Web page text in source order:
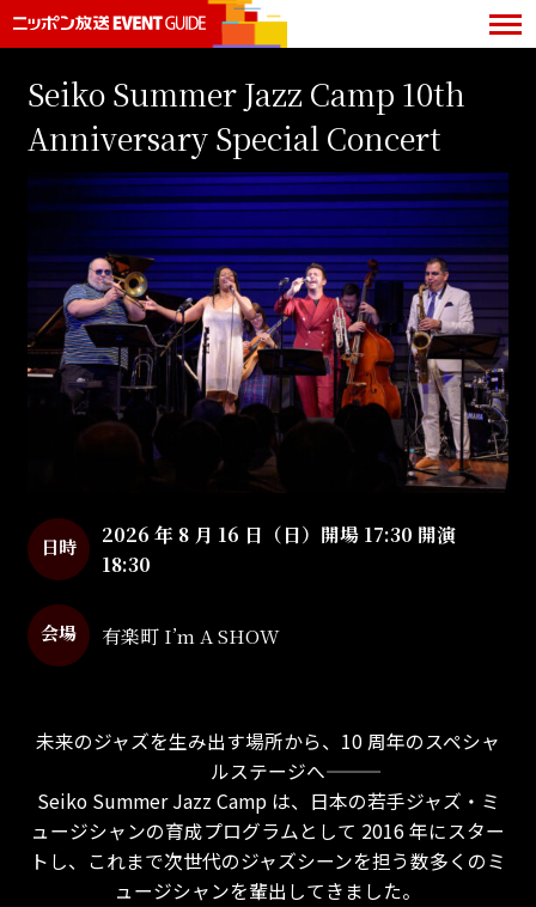
Seiko Summer Jazz Camp 10th
Anniversary Special Concert
日時
2026 年 8 月 16 日（日）開場 17:30 開演
18:30
会場 有楽町 I’m A SHOW
未来のジャズを生み出す場所から、10 周年のスペシャ
ルステージへ―――
Seiko Summer Jazz Camp は、日本の若手ジャズ・ミ
ュージシャンの育成プログラムとして 2016 年にスター
トし、これまで次世代のジャズシーンを担う数多くのミ
ュージシャンを輩出してきました。